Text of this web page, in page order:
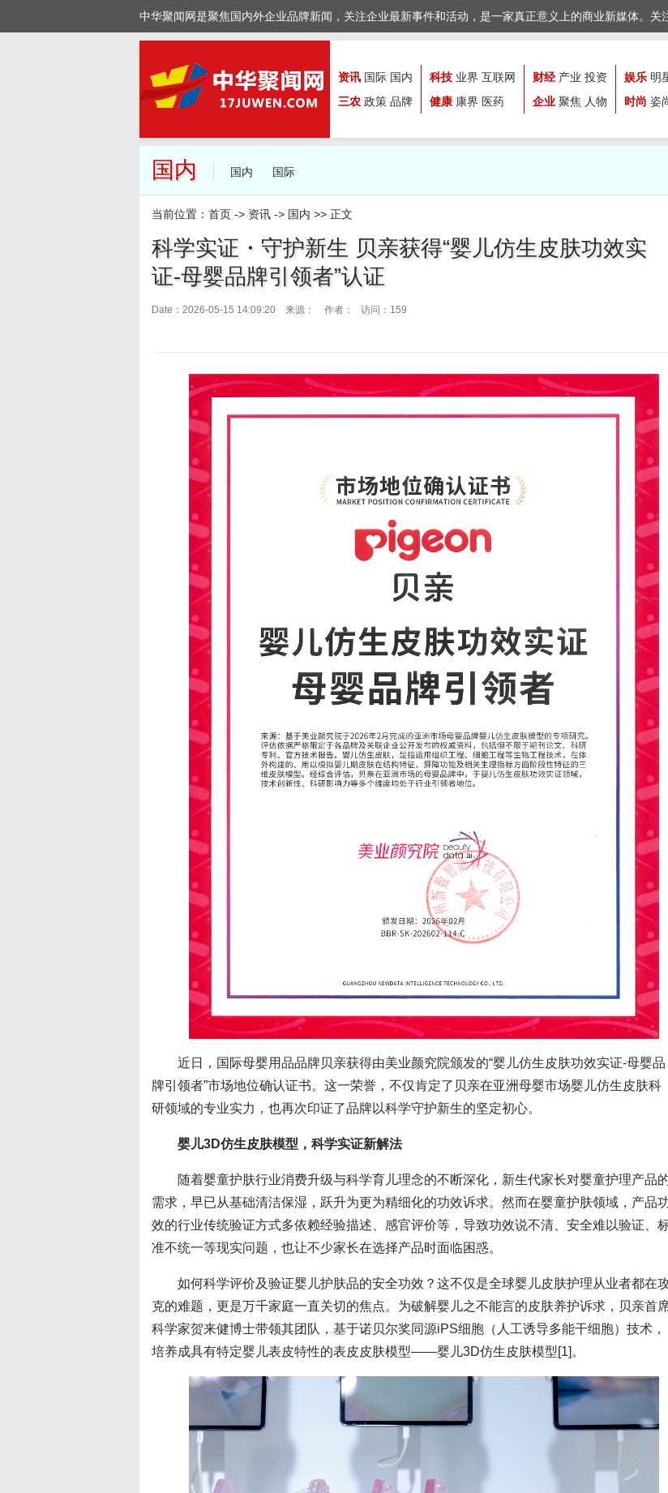
中华聚闻网是聚焦国内外企业品牌新闻，关注企业最新事件和活动，是一家真正意义上的商业新媒体。关
资讯 国际 国内
三农 政策 品牌
科技 业界 互联网
健康 康界 医药
财经 产业 投资
企业 聚焦 人物
娱乐 明
时尚 姿
国内 国内 国际
当前位置： 首页 -> 资讯 -> 国内 >> 正文
科学实证・守护新生 贝亲获得“婴儿仿生皮肤功效实
证-母婴品牌引领者”认证
Date：2026-05-15 14:09:20 来源： 作者： 访问：159
近日，国际母婴用品品牌贝亲获得由美业颜究院颁发的“婴儿仿生皮肤功效实证-母婴品
牌引领者”市场地位确认证书。这一荣誉，不仅肯定了贝亲在亚洲母婴市场婴儿仿生皮肤科
研领域的专业实力，也再次印证了品牌以科学守护新生的坚定初心。
婴儿3D仿生皮肤模型，科学实证新解法
随着婴童护肤行业消费升级与科学育儿理念的不断深化，新生代家长对婴童护理产品
需求，早已从基础清洁保湿，跃升为更为精细化的功效诉求。然而在婴童护肤领域，产品
效的行业传统验证方式多依赖经验描述、感官评价等，导致功效说不清、安全难以验证、
准不统一等现实问题，也让不少家长在选择产品时面临困惑。
如何科学评价及验证婴儿护肤品的安全功效？这不仅是全球婴儿皮肤护理从业者都在
克的难题，更是万千家庭一直关切的焦点。为破解婴儿之不能言的皮肤养护诉求，贝亲首
科学家贺来健博士带领其团队，基于诺贝尔奖同源iPS细胞（人工诱导多能干细胞）技术，
培养成具有特定婴儿表皮特性的表皮皮肤模型——婴儿3D仿生皮肤模型[1]。